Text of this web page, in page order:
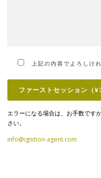
上記の内容でよろしけ
エラーになる場合は、お手数です
さい。
info@ignition-agent.com